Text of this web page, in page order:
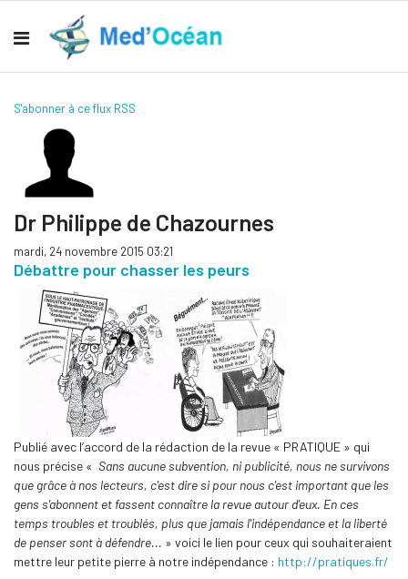
S'abonner à ce flux RSS
Dr Philippe de Chazournes
mardi, 24 novembre 2015 03:21
Débattre pour chasser les peurs
Publié avec l’accord de la rédaction de la revue « PRATIQUE » qui
nous précise « Sans aucune subvention, ni publicité, nous ne survivons
que grâce à nos lecteurs, c'est dire si pour nous c'est important que les
gens s'abonnent et fassent connaître la revue autour d'eux. En ces
temps troubles et troublés, plus que jamais l'indépendance et la liberté
de penser sont à défendre... » voici le lien pour ceux qui souhaiteraient
mettre leur petite pierre à notre indépendance : http://pratiques.fr/